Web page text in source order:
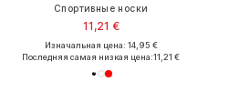
Спортивные носки
11,21 €
Изначальная цена: 14,95 €
Последняя самая низкая цена:11,21 €